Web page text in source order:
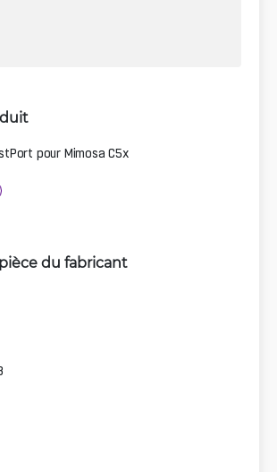
pour Mimosa C5x
du fabricant